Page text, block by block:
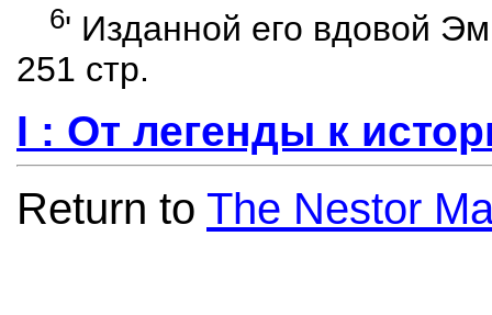
6' Изданной его вдовой
251 стр.
I : От легенды к
Return to The Nestor